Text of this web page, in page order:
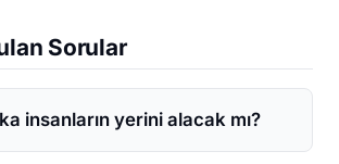
Sorular
insanların yerini alacak mı?